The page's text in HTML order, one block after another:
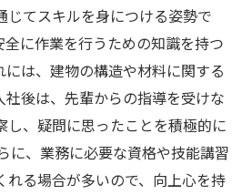
じてスキルを身につける姿勢で
全に作業を行うための知識を持つ
には、建物の構造や材料に関する
社後は、先輩からの指導を受けな
し、疑問に思ったことを積極的に
に、業務に必要な資格や技能講習
れる場合が多いので、向上心を持